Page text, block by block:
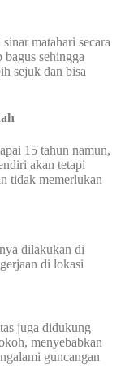
matahari secara
sehingga
sejuk dan bisa
15 tahun namun,
akan tetapi
tidak memerlukan
dilakukan di
di lokasi
juga didukung
menyebabkan
guncangan